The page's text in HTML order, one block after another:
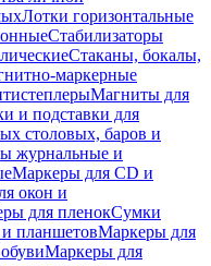
Лотки горизонтальные
Стабилизаторы
Стаканы, бокалы,
маркерные
Магниты для
и подставки для
столовых, баров и
журнальные и
Маркеры для CD и
окон и
для пленокСумки
и планшетовМаркеры для
Маркеры для